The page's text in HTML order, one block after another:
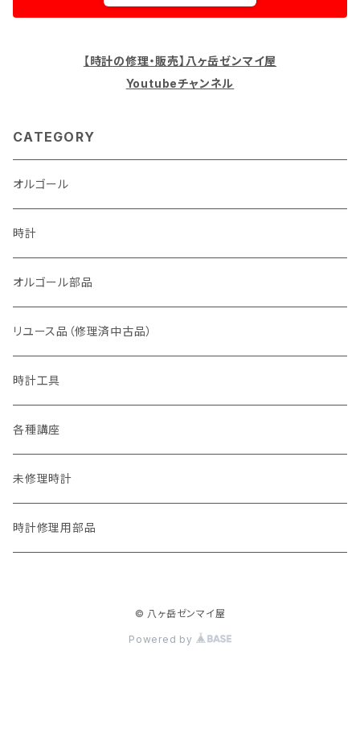
【時計の修理・販売】八ヶ岳ゼンマイ屋
Youtubeチャンネル
CATEGORY
オルゴール
時計
オルゴール部品
リユース品（修理済中古品）
時計工具
各種講座
未修理時計
時計修理用部品
© 八ヶ岳ゼンマイ屋
Powered by